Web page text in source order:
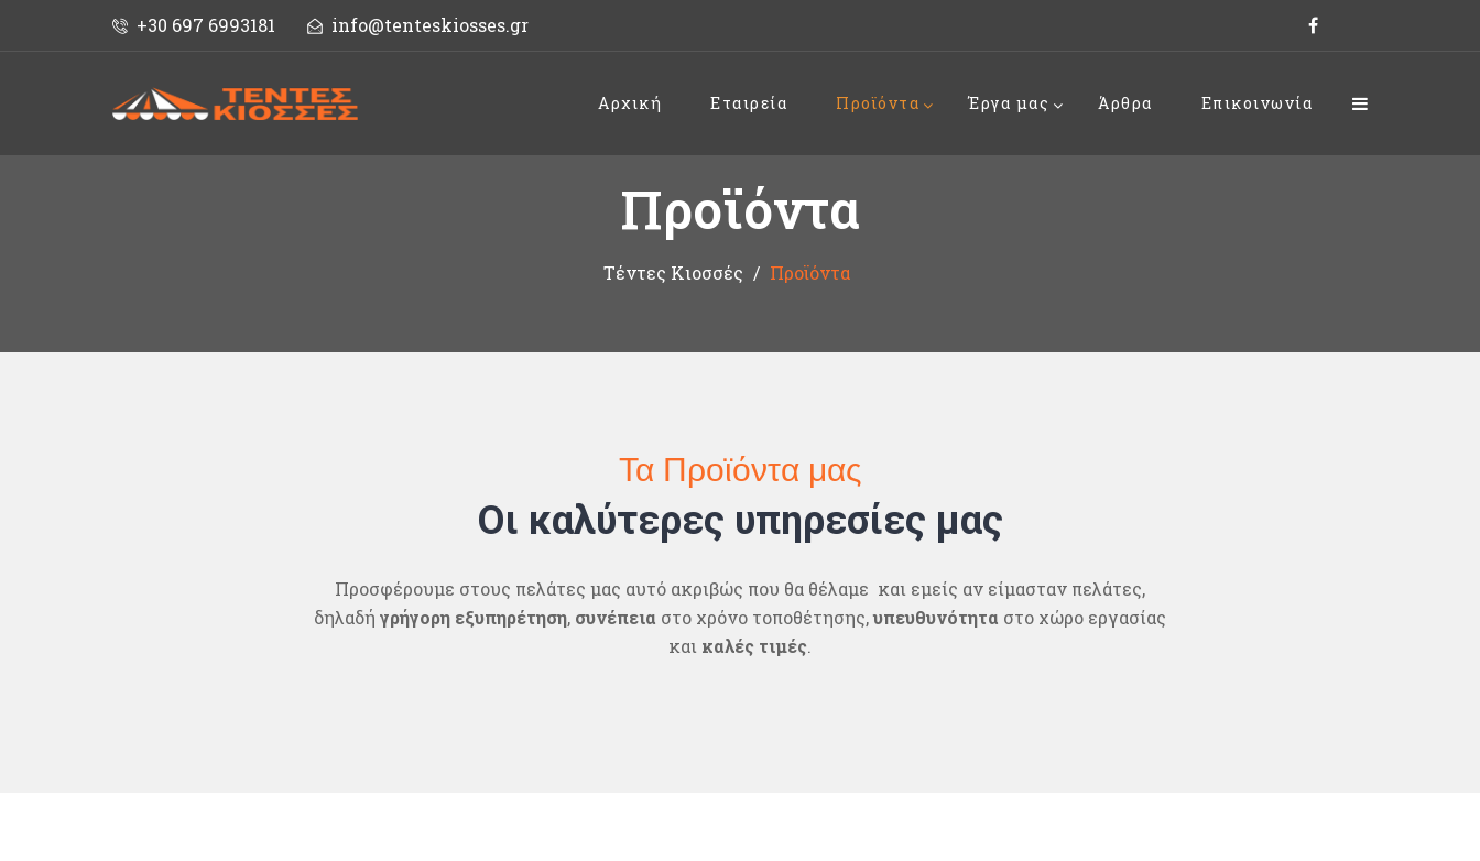
+30 697 6993181 info@tenteskiosses.gr
Αρχική Εταιρεία Προϊόντα Έργα μας Άρθρα Επικοινωνία
Προϊόντα
Τέντες Κιοσσές Προϊόντα
Τα Προϊόντα μας
Οι καλύτερες υπηρεσίες μας
Προσφέρουμε στους πελάτες μας αυτό ακριβώς που θα θέλαμε και εμείς αν είμασταν πελάτες,
δηλαδή γρήγορη εξυπηρέτηση, συνέπεια στο χρόνο τοποθέτησης,υπευθυνότητα στο χώρο εργασίας
και καλές τιμές.